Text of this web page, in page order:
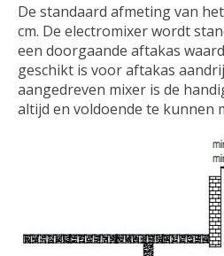
De standaard afmeting van
cm. De electromixer wordt
een doorgaande aftakas
geschikt is voor aftakas
aangedreven mixer is de
altijd en voldoende te kunnen